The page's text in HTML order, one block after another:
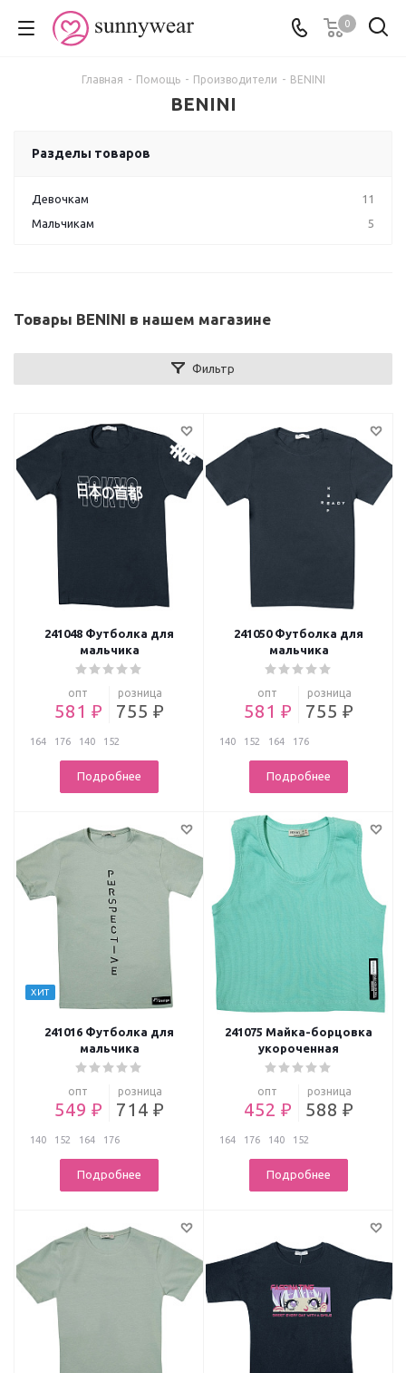
0
Главная - Помощь - Производители - BENINI
BENINI
Разделы товаров
Девочкам
11
Мальчикам
5
Товары BENINI в нашем магазине
Фильтр
241048 Футболка для
мальчика
опт
581 ₽
розница
755 ₽
164 176 140 152
Подробнее
241050 Футболка для
мальчика
опт
581 ₽
розница
755 ₽
140 152 164 176
Подробнее
ХИТ
241016 Футболка для
мальчика
опт
549 ₽
розница
714 ₽
140 152 164 176
Подробнее
241075 Майка-борцовка
укороченная
опт
452 ₽
розница
588 ₽
164 176 140 152
Подробнее